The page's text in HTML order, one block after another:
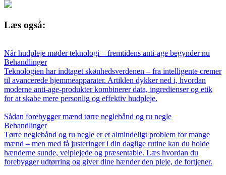
Læs også:
Når hudpleje møder teknologi – fremtidens anti-age begynder nu
Behandlinger
Teknologien har indtaget skønhedsverdenen – fra intelligente cremer
til avancerede hjemmeapparater. Artiklen dykker ned i, hvordan
moderne anti-age-produkter kombinerer data, ingredienser og etik
for at skabe mere personlig og effektiv hudpleje.
Sådan forebygger mænd tørre neglebånd og ru negle
Behandlinger
Tørre neglebånd og ru negle er et almindeligt problem for mange
mænd – men med få justeringer i din daglige rutine kan du holde
hænderne sunde, velplejede og præsentable. Læs hvordan du
forebygger udtørring og giver dine hænder den pleje, de fortjener.